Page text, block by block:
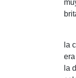
la
la